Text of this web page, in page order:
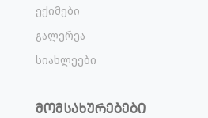
Ექიმები
Გალერეა
Სიახლეები
მომსახურებები